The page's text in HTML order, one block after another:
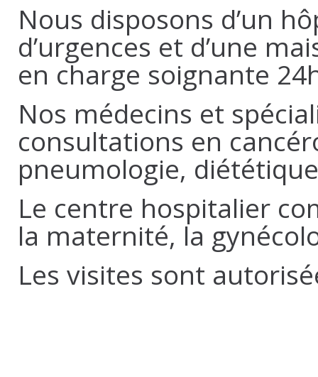
Nous disposons d’un
d’urgences et d’une
en charge soignante
Nos médecins et
consultations en
pneumologie,
Le centre hospitalier
la maternité, la
Les visites sont